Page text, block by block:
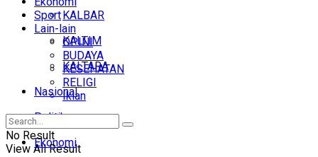
KALBAR
KALTIM
KALTARA
Nasional
Politik
Ekonomi
Sport
Lain-lain
OPINI
BUDAYA
KESEHATAN
RELIGI
Iklan
No Result
View All Result